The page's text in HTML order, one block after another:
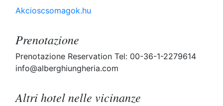
Akcioscsomagok.hu
Prenotazione
Prenotazione Reservation Tel: 00-36-1-2279614
info@alberghiungheria.com
Altri hotel nelle vicinanze